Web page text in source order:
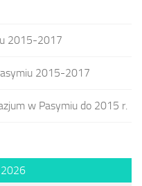
2015-2017
2015-2017
w Pasymiu do 2015 r.